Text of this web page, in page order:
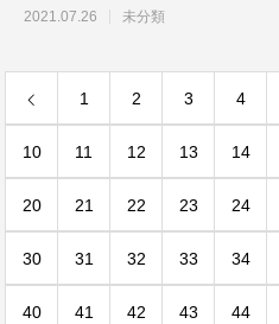
しっかりと伝
2021.07.26 未分類
1 2 3 4
10 11 12 13 14
20 21 22 23 24
30 31 32 33 34
40 41 42 43 44